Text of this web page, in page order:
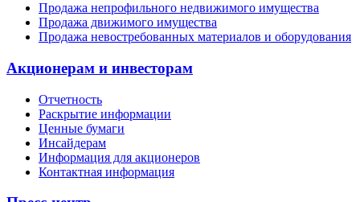
Продажа непрофильного недвижимого имущества
Продажа движимого имущества
Продажа невостребованных материалов и оборудования
Акционерам и инвесторам
Отчетность
Раскрытие информации
Ценные бумаги
Инсайдерам
Информация для акционеров
Контактная информация